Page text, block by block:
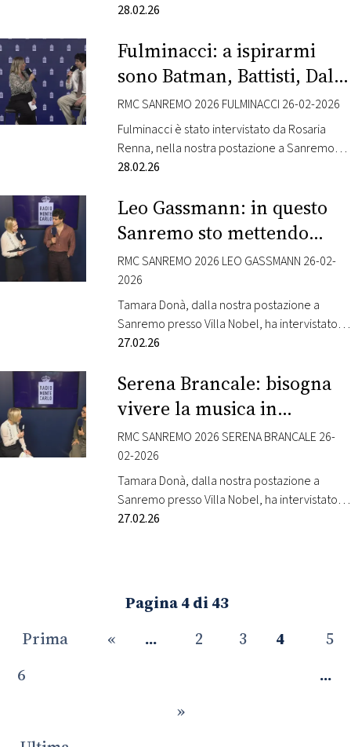
presso Villa Nobel. L’artista è in gara al Festival
dalla cornice unica di Villa Nobel a Sanremo,
una delle location di maggiore prestigio della
città, vi porta nel cuore della gara musicale
più attesa dell’anno…
28.02.26
Fulminacci: a ispirarmi
sono Batman, Battisti, Dalla
e… Indiana Jones!
RMC SANREMO 2026 FULMINACCI 26-02-2026
Fulminacci è stato intervistato da Rosaria
Renna, nella nostra postazione a Sanremo
presso Villa Nobel. L’artista è in gara al Festival
Monte Carlo, dalla cornice unica di Villa Nobel
a Sanremo, una delle location di maggiore
prestigio della città, vi porta nel cuore della
gara musicale più attesa dell’anno…
28.02.26
Leo Gassmann: in questo
Sanremo sto mettendo
tutto il cuore possibile!
RMC SANREMO 2026 LEO GASSMANN 26-02-
2026
Tamara Donà, dalla nostra postazione a
Sanremo presso Villa Nobel, ha intervistato
Leo Gassmann. L’artista è in gara al Festival
Carlo, dalla cornice unica di Villa Nobel a
Sanremo, una delle location di maggiore
prestigio della città, vi porta nel cuore della
gara musicale più attesa dell’anno con il…
27.02.26
Serena Brancale: bisogna
vivere la musica in
maniera libera
RMC SANREMO 2026 SERENA BRANCALE 26-
02-2026
Tamara Donà, dalla nostra postazione a
Sanremo presso Villa Nobel, ha intervistato
Serena Brancale. L’artista è in gara al Festival
prestigio della città, vi porta nel cuore della
gara musicale più attesa dell’anno…
27.02.26
Pagina 4 di 43
Prima
« ... 2 3 4
5
6
...
»